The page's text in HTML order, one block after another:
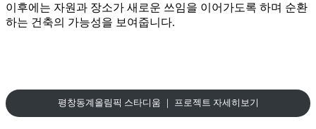
이후에는 자원과 장소가 새로운 쓰임을 이어가도록 하며 순환
하는 건축의 가능성을 보여줍니다.
평창동계올림픽 스타디움 ｜ 프로젝트 자세히보기